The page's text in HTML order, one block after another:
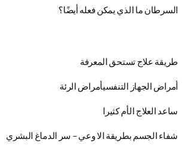
السرطان ما الذي يمكن فعله أيضًا؟
طريقة علاج تستحق المعرفة
أمراض الجهاز التنفسيأمراض الرئة
ساعد العلاج الأم كثيرا
شفاء الجسم بطريقة الا وعي – سر الدماغ البشري